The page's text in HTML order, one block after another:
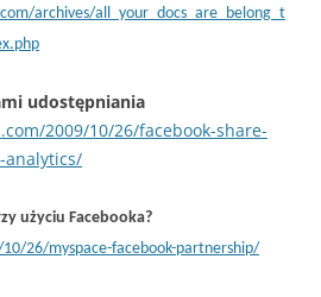
archives/all_your_docs_are_belong_t
udostępniania
2009/10/26/facebook-share-
analytics/
użyciu Facebooka?
26/myspace-facebook-partnership/